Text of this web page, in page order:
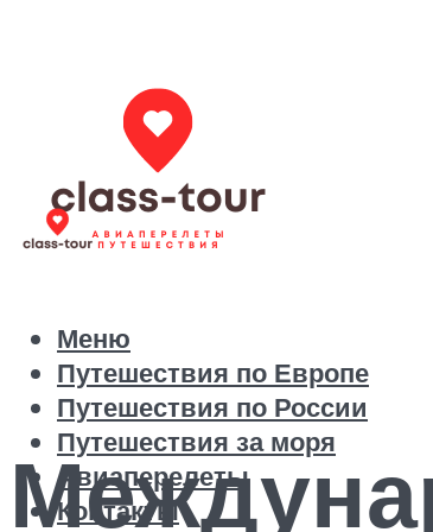
Путешествия по Европе
Путешествия по России
Путешествия за моря
Авиаперелеты
Контакты
Меню